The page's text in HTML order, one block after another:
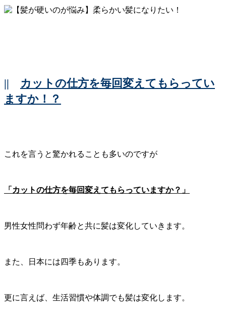
|| カットの仕方を毎回変えてもらってい
ますか！？
これを言うと驚かれることも多いのですが
「カットの仕方を毎回変えてもらっていますか？」
男性女性問わず年齢と共に髪は変化していきます。
また、日本には四季もあります。
更に言えば、生活習慣や体調でも髪は変化します。